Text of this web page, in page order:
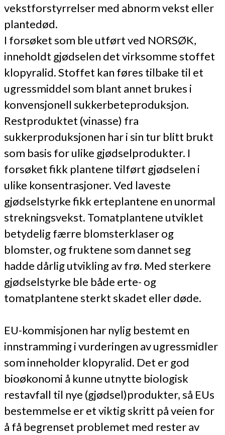
vekstforstyrrelser med abnorm vekst eller
plantedød.
I forsøket som ble utført ved NORSØK,
inneholdt gjødselen det virksomme stoffet
klopyralid. Stoffet kan føres tilbake til et
ugressmiddel som blant annet brukes i
konvensjonell sukkerbeteproduksjon.
Restproduktet (vinasse) fra
sukkerproduksjonen har i sin tur blitt brukt
som basis for ulike gjødselprodukter. I
forsøket fikk plantene tilført gjødselen i
ulike konsentrasjoner. Ved laveste
gjødselstyrke fikk erteplantene en unormal
strekningsvekst. Tomatplantene utviklet
betydelig færre blomsterklaser og
blomster, og fruktene som dannet seg
hadde dårlig utvikling av frø. Med sterkere
gjødselstyrke ble både erte- og
tomatplantene sterkt skadet eller døde.
EU-kommisjonen har nylig bestemt en
innstramming i vurderingen av ugressmidler
som inneholder klopyralid. Det er god
bioøkonomi å kunne utnytte biologisk
restavfall til nye (gjødsel)produkter, så EUs
bestemmelse er et viktig skritt på veien for
å få begrenset problemet med rester av